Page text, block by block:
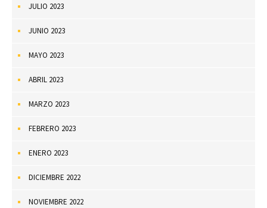
JULIO 2023
JUNIO 2023
MAYO 2023
ABRIL 2023
MARZO 2023
FEBRERO 2023
ENERO 2023
DICIEMBRE 2022
NOVIEMBRE 2022